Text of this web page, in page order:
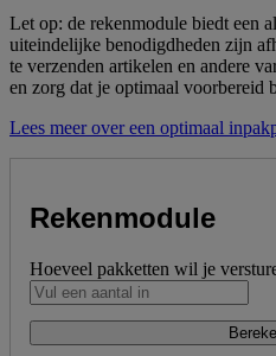
Let op: de rekenmodule biedt een
uiteindelijke benodigdheden zijn
te verzenden artikelen en andere
en zorg dat je optimaal voorbereid
Lees meer over een optimaal
Rekenmodule
Hoeveel pakketten wil je